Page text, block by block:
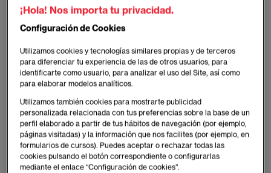
“El futuro de la escuela radica en el análisis
y fomento de la empleabilidad sostenible”
¿Cuál es la situación actual de EAE Business
School? ¿De dónde viene y hacia dónde va? La
1958, radica en la formación y educación de jóvenes
profesionales con el fin de que puedan liderar
organizaciones de cualquier sector. Sin embargo, la
dimensión del proyecto EAE va mucho más allá, y
apuesta además de ser una escuela de negocios, por
¡Hola! Nos importa tu privacidad.
Configuración de Cookies
Utilizamos cookies y tecnologías similares propias y de terceros
para diferenciar tu experiencia de las de otros usuarios, para
identificarte como usuario, para analizar el uso del Site, así como
para elaborar modelos analíticos.
Utilizamos también cookies para mostrarte publicidad
personalizada relacionada con tus preferencias sobre la base de un
perfil elaborado a partir de tus hábitos de navegación (por ejemplo,
páginas visitadas) y la información que nos facilites (por ejemplo, en
formularios de cursos). Puedes aceptar o rechazar todas las
cookies pulsando el botón correspondiente o configurarlas
mediante el enlace “Configuración de cookies”.